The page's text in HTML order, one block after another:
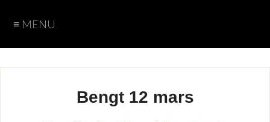
≡ MENU
Bengt 12 mars